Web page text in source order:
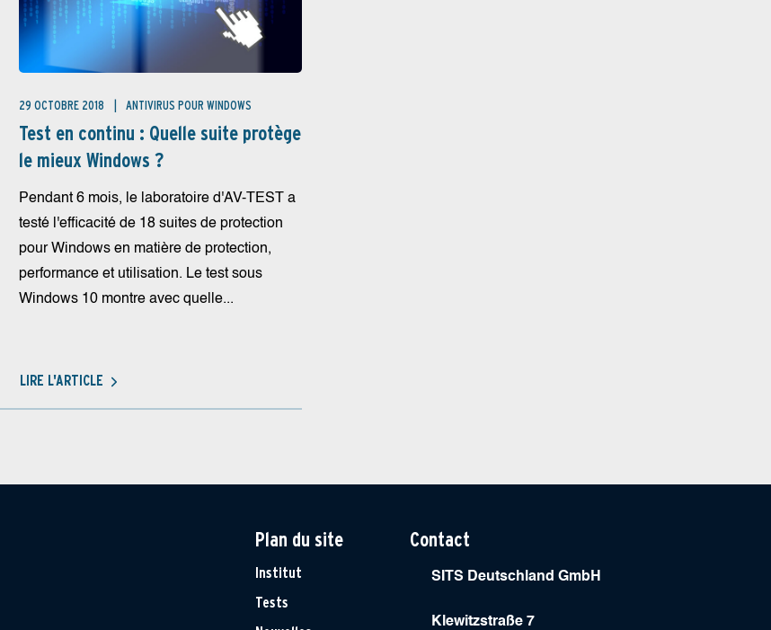
29 OCTOBRE 2018 ANTIVIRUS POUR WINDOWS
Test en continu : Quelle suite protège
le mieux Windows ?
Pendant 6 mois, le laboratoire d'AV-TEST a
testé l'efficacité de 18 suites de protection
pour Windows en matière de protection,
performance et utilisation. Le test sous
Windows 10 montre avec quelle...
LIRE L'ARTICLE
Plan du site
Institut
Tests
Contact
SITS Deutschland GmbH
Klewitzstraße 7